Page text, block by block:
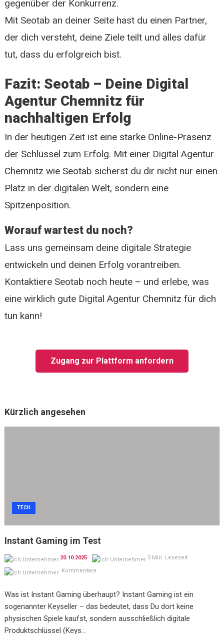
gegenüber der Konkurrenz.
Mit Seotab an deiner Seite hast du einen Partner,
der dich versteht, deine Ziele teilt und alles dafür
tut, dass du erfolgreich bist.
Fazit: Seotab – Deine Digital
Agentur Chemnitz für
nachhaltigen Erfolg
In der heutigen Zeit ist eine starke Online-Präsenz
der Schlüssel zum Erfolg. Mit einer Digital Agentur
Chemnitz wie Seotab sicherst du dir nicht nur einen
Platz in der digitalen Welt, sondern eine
Spitzenposition.
Worauf wartest du noch?
Lass uns gemeinsam deine digitale Strategie
entwickeln und deinen Erfolg vorantreiben.
Kontaktiere Seotab noch heute – und erlebe, was
eine wirklich gute Digital Agentur Chemnitz für dich
tun kann!
Zugang zur Plattform anfordern
Kürzlich angesehen
TECH
Instant Gaming im Test
20.10.2025
5 Min. Lesezeit
Kommentare
Was ist Instant Gaming überhaupt? Instant Gaming ist ein
sogenannter Keyseller – das bedeutet, dass Du dort keine
physischen Spiele kaufst, sondern ausschließlich digitale
Produktschlüssel (Keys...